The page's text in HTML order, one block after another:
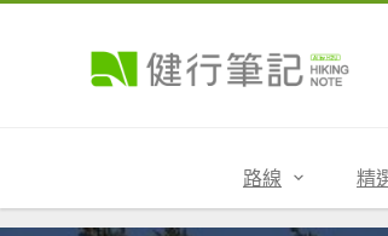
路線 精